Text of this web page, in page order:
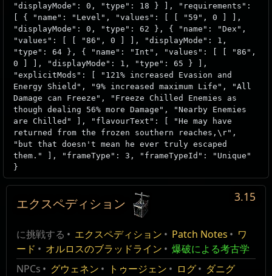
"displayMode": 0, "type": 18 } ], "requirements":
[ { "name": "Level", "values": [ [ "59", 0 ] ],
"displayMode": 0, "type": 62 }, { "name": "Dex",
"values": [ [ "86", 0 ] ], "displayMode": 1,
"type": 64 }, { "name": "Int", "values": [ [ "86",
0 ] ], "displayMode": 1, "type": 65 } ],
"explicitMods": [ "121% increased Evasion and
Energy Shield", "9% increased maximum Life", "All
Damage can Freeze", "Freeze Chilled Enemies as
though dealing 56% more Damage", "Nearby Enemies
are Chilled" ], "flavourText": [ "He may have
returned from the frozen southern reaches,\r",
"but that doesn't mean he ever truly escaped
them." ], "frameType": 3, "frameTypeId": "Unique"
}
Expedition's End
Version history
3.15
エクスペディション
に挑戦する エクスペディション Patch Notes
ワ
ード
オルロスのブラッドライン
爆破による考古学
NPCs
グウェネン トゥージェン ログ
ダニグ